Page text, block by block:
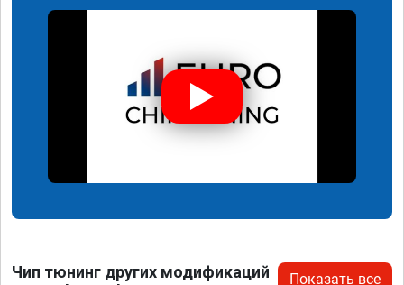
Чип тюнинг других модификаций
Показать все